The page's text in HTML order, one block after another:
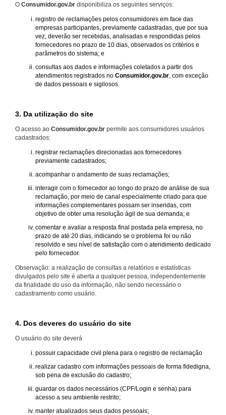
O Consumidor.gov.br disponibiliza os seguintes serviços:
registro de reclamações pelos consumidores em face das
empresas participantes, previamente cadastradas, que por sua
vez, deverão ser recebidas, analisadas e respondidas pelos
fornecedores no prazo de 10 dias, observados os critérios e
parâmetros do sistema; e
consultas aos dados e informações coletados a partir dos
atendimentos registrados no Consumidor.gov.br , com exceção
de dados pessoais e sigilosos.
3. Da utilização do site
O acesso ao Consumidor.gov.br permite aos consumidores usuários
cadastrados:
registrar reclamações direcionadas aos fornecedores
previamente cadastrados;
acompanhar o andamento de suas reclamações;
interagir com o fornecedor ao longo do prazo de análise de sua
reclamação, por meio de canal especialmente criado para que
informações complementares possam ser inseridas, com
objetivo de obter uma resolução ágil de sua demanda; e
comentar e avaliar a resposta final postada pela empresa, no
prazo de até 20 dias, indicando se o problema foi ou não
resolvido e seu nível de satisfação com o atendimento dedicado
pelo fornecedor.
Observação: a realização de consultas a relatórios e estatísticas
divulgados pelo site é aberta a qualquer pessoa, independentemente
da finalidade do uso da informação, não sendo necessário o
cadastramento como usuário.
4. Dos deveres do usuário do site
O usuário do site deverá
possuir capacidade civil plena para o registro de reclamação
realizar cadastro com informações pessoais de forma fidedigna,
sob pena de exclusão do cadastro;
guardar os dados necessários (CPF/Login e senha) para
acesso a seu ambiente restrito;
manter atualizados seus dados pessoais;